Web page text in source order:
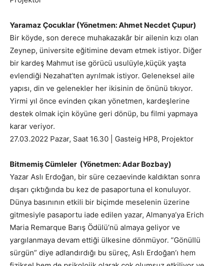
Yaramaz Çocuklar (Yönetmen: Ahmet Necdet Çupur)
Bir köyde, son derece muhakazakâr bir ailenin kızı olan
Zeynep, üniversite eğitimine devam etmek istiyor. Diğer
bir kardeş Mahmut ise görücü usulüyle,küçük yaşta
evlendiği Nezahat’ten ayrılmak istiyor. Geleneksel aile
yapısı, din ve gelenekler her ikisinin de önünü tıkıyor.
Yirmi yıl önce evinden çıkan yönetmen, kardeşlerine
destek olmak için köyüne geri dönüp, bu filmi yapmaya
karar veriyor.
27.03.2022 Pazar, Saat 16.30 | Gasteig HP8, Projektor
Bitmemiş Cümleler (Yönetmen: Adar Bozbay)
Yazar Aslı Erdoğan, bir süre cezaevinde kaldıktan sonra
dışarı çıktığında bu kez de pasaportuna el konuluyor.
Dünya basınının etkili bir biçimde meselenin üzerine
gitmesiyle pasaportu iade edilen yazar, Almanya’ya Erich
Maria Remarque Barış Ödülü’nü almaya geliyor ve
yargılanmaya devam ettiği ülkesine dönmüyor. “Gönüllü
sürgün” diye adlandırdığı bu süreç, Aslı Erdoğan’ı hem